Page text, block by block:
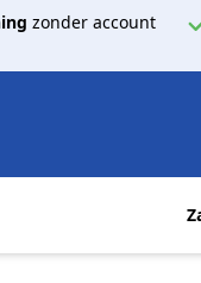
zonder account